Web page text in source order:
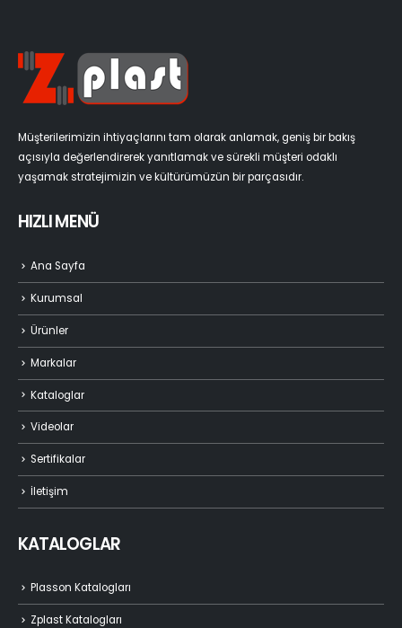
Müşterilerimizin ihtiyaçlarını tam olarak anlamak, geniş bir bakış
açısıyla değerlendirerek yanıtlamak ve sürekli müşteri odaklı
yaşamak stratejimizin ve kültürümüzün bir parçasıdır.
HIZLI MENÜ
Ana Sayfa
Kurumsal
Ürünler
Markalar
Kataloglar
Videolar
Sertifikalar
İletişim
KATALOGLAR
Plasson Katalogları
Zplast Katalogları